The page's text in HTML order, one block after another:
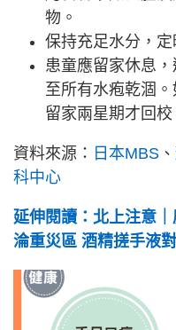
物。
保持充足水分，
患童應留家休息
至所有水疱乾涸
留家兩星期才回校
資料來源： 日本MBS 、
科中心
延伸閱讀：北上注意
淪重災區 酒精搓手液